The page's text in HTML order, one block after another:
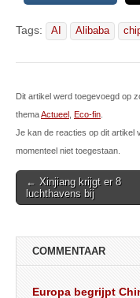
Tags: AI Alibaba
Dit artikel werd toegevoegd op
themaActueel Eco-fin
Je kan de reacties op dit artikel
momenteel niet toegestaan.
Post
navigation
← Xinjiang krijgt er 8
luchthavens bij
COMMENTAAR
Europa begrijpt